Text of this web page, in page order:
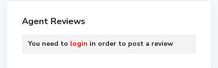
Agent Reviews
You need to login in order to post a review